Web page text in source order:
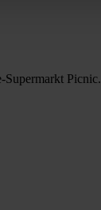
Supermarkt Picnic.